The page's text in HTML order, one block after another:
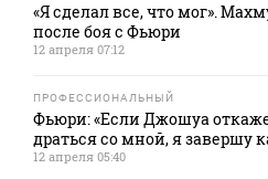
«Я сделал все, что мог».
после боя с Фьюри
12 апреля 07:12
ПРОФЕССИОНАЛЬНЫЙ
Фьюри: «Если Джошуа
драться со мной, я завершу
12 апреля 05:40